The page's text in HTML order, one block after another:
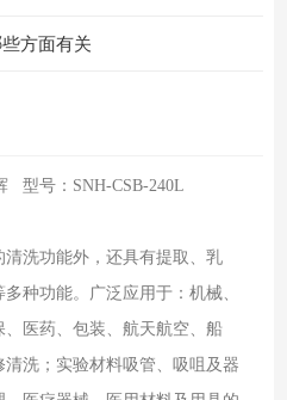
方面有关
型号：SNH-CSB-240L
清洗功能外，还具有提取、乳
种功能。广泛应用于：机械、
医药、包装、航天航空、船
洗；实验材料吸管、吸咀及器